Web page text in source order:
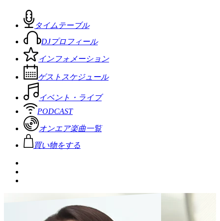
タイムテーブル
DJプロフィール
インフォメーション
ゲストスケジュール
イベント・ライブ
PODCAST
オンエア楽曲一覧
買い物をする